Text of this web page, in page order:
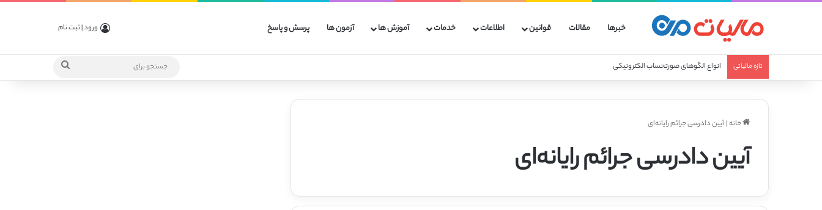
خبرها مقالات قوانین اطلاعات خدمات آموزش ها آزمون ها پرسش و پاسخ ورود | ثبت نام
تازه مالیاتی انواع الگوهای صورتحساب الکترونیکی
جستجو
خانه|آیین دادرسی جرائم رایانه‌ای
آیین دادرسی جرائم رایانه‌ای